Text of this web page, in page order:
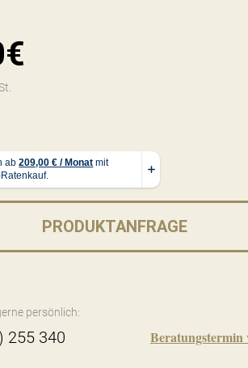
PRODUKTANFRAGE
persönlich:
255 340 Beratungstermin